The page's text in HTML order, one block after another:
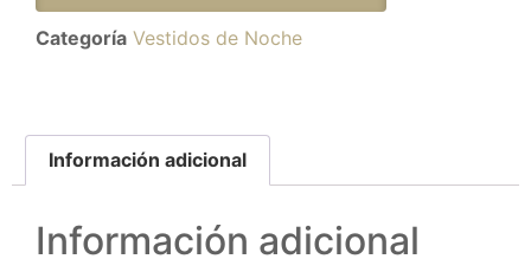
Categoría Vestidos de Noche
Información adicional
Información adicional